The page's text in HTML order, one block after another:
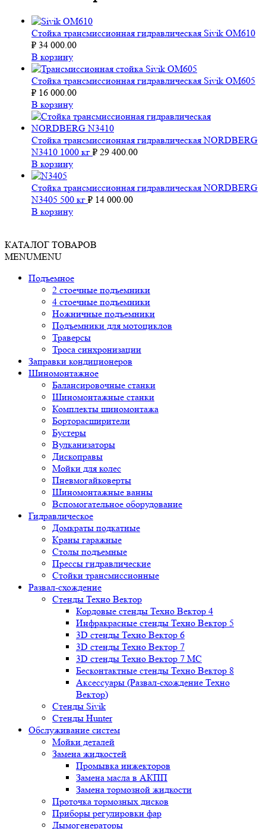
Стойка трансмиссионная гидравлическая Sivik ОМ610
₽ 34 000.00
В корзину
Стойка трансмиссионная гидравлическая Sivik ОМ605
₽ 16 000.00
В корзину
Стойка трансмиссионная гидравлическая NORDBERG
N3410 1000 кг ₽ 29 400.00
В корзину
Стойка трансмиссионная гидравлическая NORDBERG
N3405 500 кг ₽ 14 000.00
В корзину
КАТАЛОГ ТОВАРОВ
MENUMENU
Подъемное
2 стоечные подъемники
4 стоечные подъемники
Ножничные подъемники
Подъемники для мотоциклов
Траверсы
Троса синхронизации
Заправки кондиционеров
Шиномонтажное
Балансировочные станки
Шиномонтажные станки
Комплекты шиномонтажа
Борторасширители
Бустеры
Вулканизаторы
Дископравы
Мойки для колес
Пневмогайковерты
Шиномонтажные ванны
Вспомогательное оборудование
Гидравлическое
Домкраты подкатные
Краны гаражные
Столы подъемные
Прессы гидравлические
Стойки трансмиссионные
Развал-схождение
Стенды Техно Вектор
Кордовые стенды Техно Вектор 4
Инфракрасные стенды Техно Вектор 5
3D стенды Техно Вектор 6
3D стенды Техно Вектор 7
3D стенды Техно Вектор 7 МС
Бесконтактные стенды Техно Вектор 8
Аксессуары (Развал-схождение Техно
Вектор)
Стенды Sivik
Стенды Hunter
Обслуживание систем
Мойки деталей
Замена жидкостей
Промывка инжекторов
Замена масла в АКПП
Замена тормозной жидкости
Проточка тормозных дисков
Приборы регулировки фар
Дымогенераторы